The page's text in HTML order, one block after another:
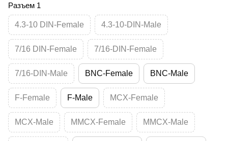
Разъем 1
4.3-10 DIN-Female 4.3-10-DIN-Male
7/16 DIN-Female 7/16-DIN-Female
7/16-DIN-Male BNC-Female BNC-Male
F-Female F-Male MCX-Female
MCX-Male MMCX-Female MMCX-Male